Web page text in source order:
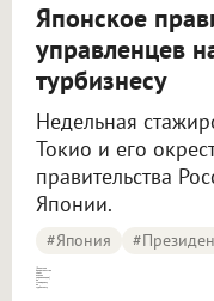
Японское
управленцев
турбизнесу
Недельная
Токио и его
правительства
Японии.
#Япония